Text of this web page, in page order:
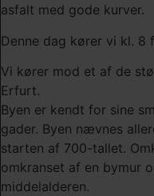
asfalt med gode kurver.
Denne dag kører vi kl. 8
Vi kører mod et af de
Erfurt.
Byen er kendt for sine
gader. Byen nævnes
starten af 700-tallet.
omkranset af en bymur
middelalderen.